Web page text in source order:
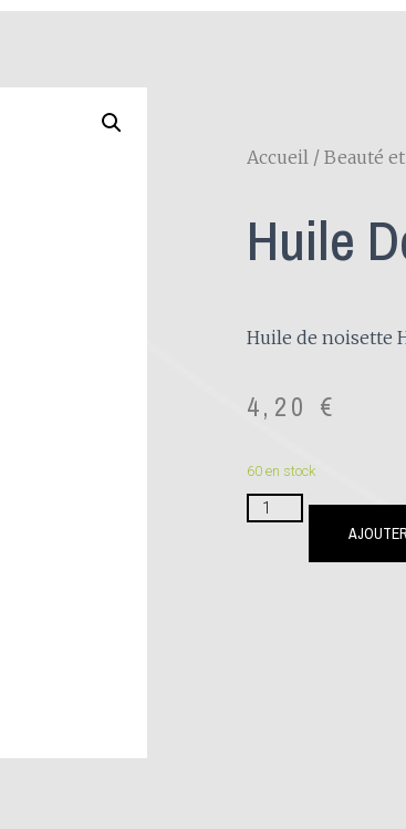
Accueil / Beauté
Huile
Huile de noisette
4,20 €
60 en stock